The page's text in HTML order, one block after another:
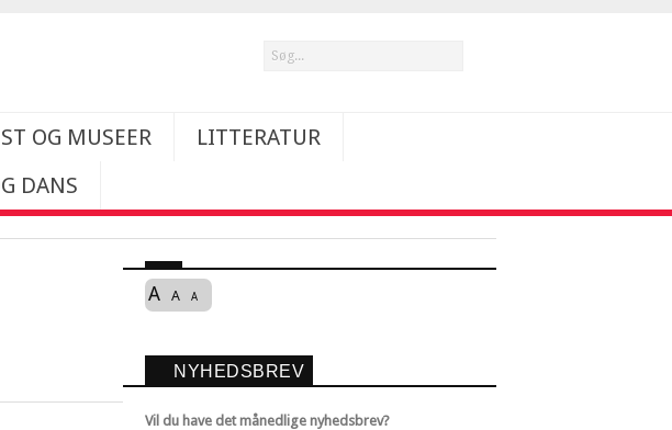
OG MUSEER
LITTERATUR
DANS
A A A
NYHEDSBREV
Vil du have det månedlige nyhedsbrev?